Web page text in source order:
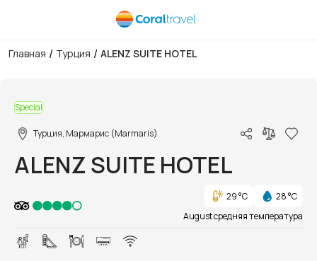
Главная / Турция / ALENZ SUITE HOTEL
Special
Турция, Мармарис (Marmaris)
ALENZ SUITE HOTEL
29 °C
28 °C
August средняя температура